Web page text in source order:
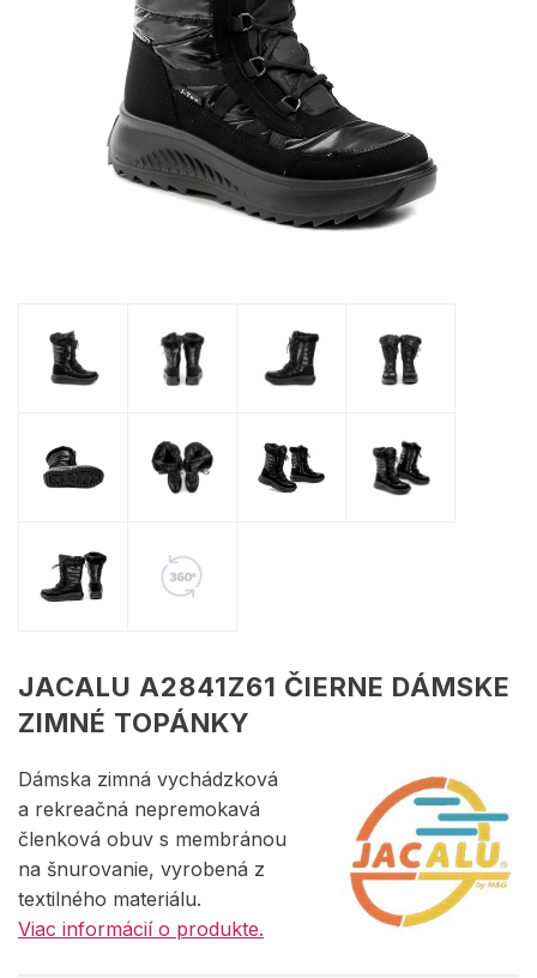
JACALU A2841Z61 ČIERNE DÁMSKE
ZIMNÉ TOPÁNKY
Dámska zimná vychádzková
a rekreačná nepremokavá
členková obuv s membránou
na šnurovanie, vyrobená z
textilného materiálu.
Viac informácií o produkte.